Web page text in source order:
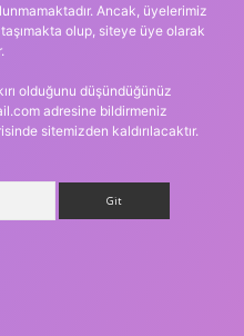
Ancak, üyelerimiz
olup, siteye üye olarak
olduğunu düşündüğünüz
adresine bildirmeniz
sitemizden kaldırılacaktır.